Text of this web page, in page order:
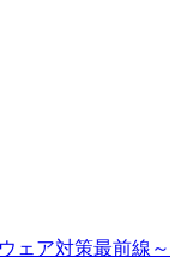
ェア対策最前線～